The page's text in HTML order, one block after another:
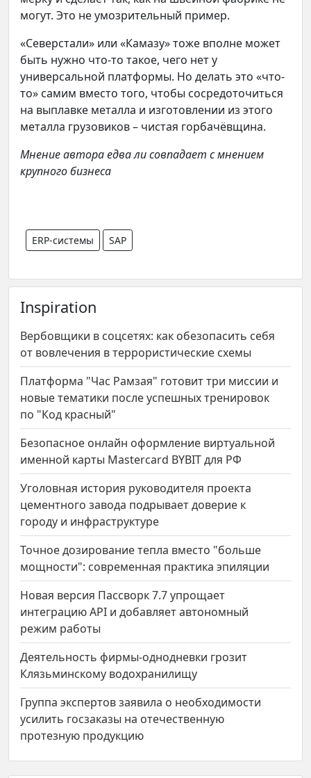
могут. Это не умозрительный пример.
«Северстали» или «Камазу» тоже вполне может
быть нужно что-то такое, чего нет у
универсальной платформы. Но делать это «что-
то» самим вместо того, чтобы сосредоточиться
на выплавке металла и изготовлении из этого
металла грузовиков – чистая горбачёвщина.
Мнение автора едва ли совпадает с мнением
крупного бизнеса
ERP-системы SAP
Inspiration
Вербовщики в соцсетях: как обезопасить себя
от вовлечения в террористические схемы
Платформа "Час Рамзая" готовит три миссии и
новые тематики после успешных тренировок
по "Код красный"
Безопасное онлайн оформление виртуальной
именной карты Mastercard BYBIT для РФ
Уголовная история руководителя проекта
цементного завода подрывает доверие к
городу и инфраструктуре
Точное дозирование тепла вместо "больше
мощности": современная практика эпиляции
Новая версия Пассворк 7.7 упрощает
интеграцию API и добавляет автономный
режим работы
Деятельность фирмы-однодневки грозит
Клязьминскому водохранилищу
Группа экспертов заявила о необходимости
усилить госзаказы на отечественную
протезную продукцию